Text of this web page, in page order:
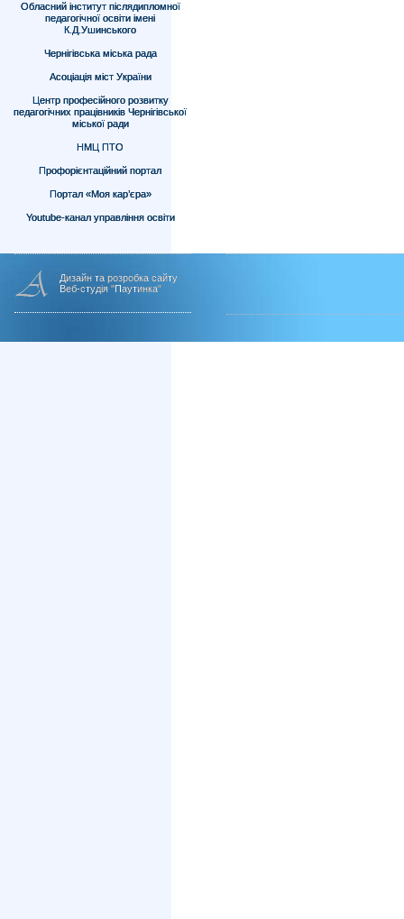
Обласний інститут післядипломної
педагогічної освіти імені
К.Д.Ушинського
Чернігівська міська рада
Асоціація міст України
Центр професійного розвитку
педагогічних працівників Чернігівської
міської ради
НМЦ ПТО
Профорієнтаційний портал
Портал «Моя кар’єра»
Youtube-канал управління освіти
Дизайн та розробка сайту
Веб-студія "Паутинка"